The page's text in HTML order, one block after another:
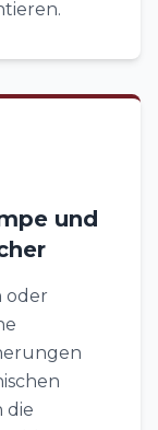
und
oder
die